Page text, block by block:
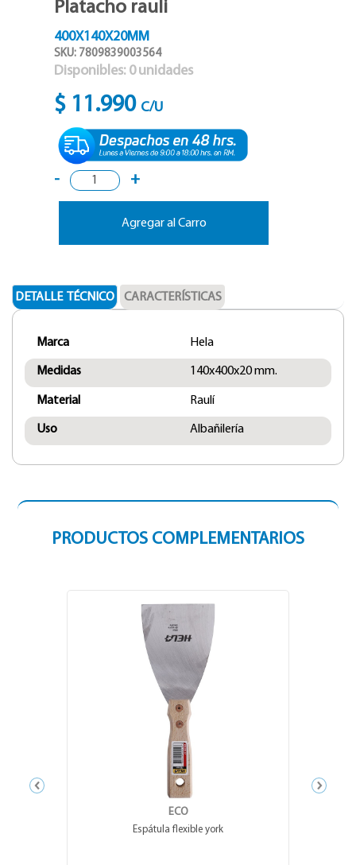
Platacho rauli
400X140X20MM
SKU: 7809839003564
Disponibles: 0unidades
$ 11.990 C/U
- +
Agregar al Carro
DETALLE TÉCNICO CARACTERÍSTICAS
Marca Hela
Medidas 140x400x20 mm.
Material Raulí
Uso Albañilería
PRODUCTOS COMPLEMENTARIOS
ECO
Espátula flexible york